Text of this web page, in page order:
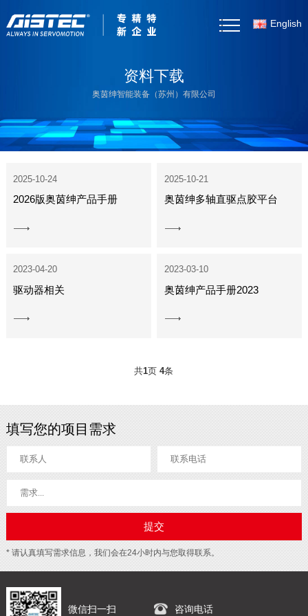
English
产品中心
新闻资讯
资料下载
资料下载
奥茵绅智能装备（苏州）有限公司
2025-10-24
2026版奥茵绅产品手册
View
2025-10-21
奥茵绅多轴直驱点胶平台
View
2023-04-20
驱动器相关
View
2023-03-10
奥茵绅产品手册2023
View
共1页4条
填写您的项目需求
* 请认真填写需求信息，我们会在24小时内与您取得联系。
微信扫一扫 咨询电话